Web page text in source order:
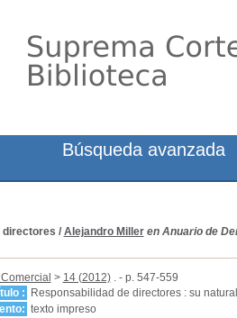
directores / Alejandro Miller en Anuario de
> 14 (2012). - p. 547-559
:
Responsabilidad de directores : su
texto impreso
Búsqueda avanzada